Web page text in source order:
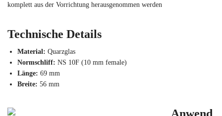
komplett aus der Vorrichtung herausgenommen werden
Technische Details
Material: Quarzglas
Normschliff: NS 10F (10 mm female)
Länge: 69 mm
Breite: 56 mm